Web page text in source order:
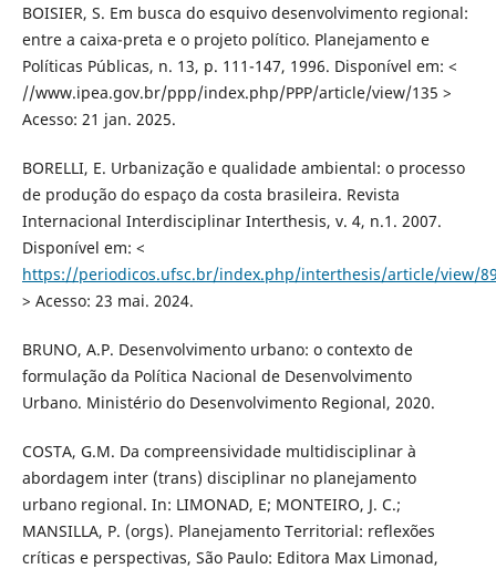
BOISIER, S. Em busca do esquivo desenvolvimento regional:
entre a caixa-preta e o projeto político. Planejamento e
Políticas Públicas, n. 13, p. 111-147, 1996. Disponível em: <
//www.ipea.gov.br/ppp/index.php/PPP/article/view/135 >
Acesso: 21 jan. 2025.
BORELLI, E. Urbanização e qualidade ambiental: o processo
de produção do espaço da costa brasileira. Revista
Internacional Interdisciplinar Interthesis, v. 4, n.1. 2007.
Disponível em: <
https://periodicos.ufsc.br/index.php/interthesis/article/view/
> Acesso: 23 mai. 2024.
BRUNO, A.P. Desenvolvimento urbano: o contexto de
formulação da Política Nacional de Desenvolvimento
Urbano. Ministério do Desenvolvimento Regional, 2020.
COSTA, G.M. Da compreensividade multidisciplinar à
abordagem inter (trans) disciplinar no planejamento
urbano regional. In: LIMONAD, E; MONTEIRO, J. C.;
MANSILLA, P. (orgs). Planejamento Territorial: reflexões
críticas e perspectivas, São Paulo: Editora Max Limonad,